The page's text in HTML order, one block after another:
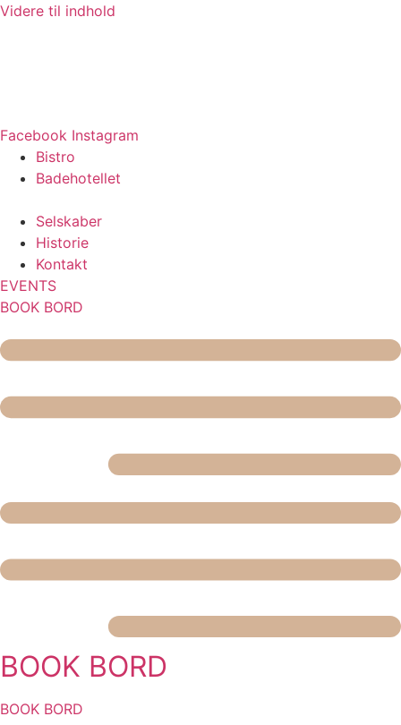
Videre til indhold
Facebook Instagram
Bistro
Badehotellet
Selskaber
Historie
Kontakt
EVENTS
BOOK BORD
BOOK BORD
BOOK BORD